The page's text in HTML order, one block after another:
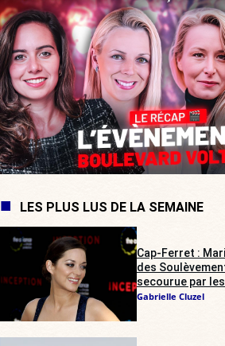
LES PLUS LUS DE LA SEMAINE
Cap-Ferret :
des
secourue par
Gabrielle Cluzel